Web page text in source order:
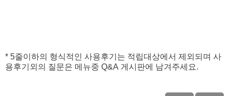
* 5줄이하의 형식적인 사용후기는 적립대상에서 제외되며 사
용후기외의 질문은 메뉴중 Q&A 게시판에 남겨주세요.